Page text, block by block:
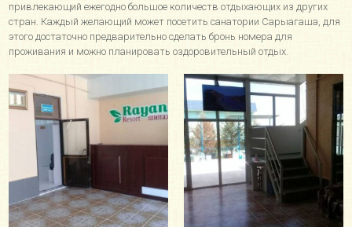
привлекающий ежегодно большое количеств отдыхающих из других
стран. Каждый желающий может посетить санатории Сарыагаша, для
этого достаточно предварительно сделать бронь номера для
проживания и можно планировать оздоровительный отдых.